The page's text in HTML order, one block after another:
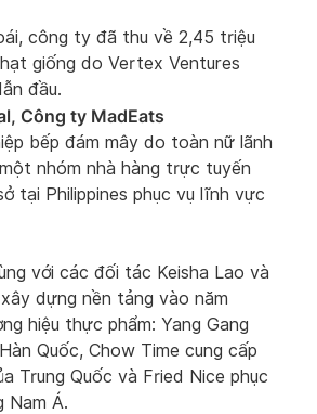
công ty đã thu về 2,45 triệu
giống do Vertex Ventures
đầu.
Công ty MadEats
bếp đám mây do toàn nữ lãnh
nhóm nhà hàng trực tuyến
tại Philippines phục vụ lĩnh vực
với các đối tác Keisha Lao và
dựng nền tảng vào năm
hiệu thực phẩm: Yang Gang
Quốc, Chow Time cung cấp
Trung Quốc và Fried Nice phục
Nam Á.